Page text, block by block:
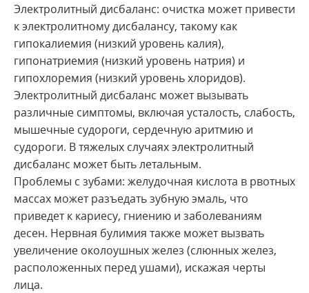
Электролитный дисбаланс: очистка может привести
к электролитному дисбалансу, такому как
гипокалиемия (низкий уровень калия),
гипонатриемия (низкий уровень натрия) и
гипохлоремия (низкий уровень хлоридов).
Электролитный дисбаланс может вызывать
различные симптомы, включая усталость, слабость,
мышечные судороги, сердечную аритмию и
судороги. В тяжелых случаях электролитный
дисбаланс может быть летальным.
Проблемы с зубами: желудочная кислота в рвотных
массах может разъедать зубную эмаль, что
приведет к кариесу, гниению и заболеваниям
десен. Нервная булимия также может вызвать
увеличение околоушных желез (слюнных желез,
расположенных перед ушами), искажая черты
лица.